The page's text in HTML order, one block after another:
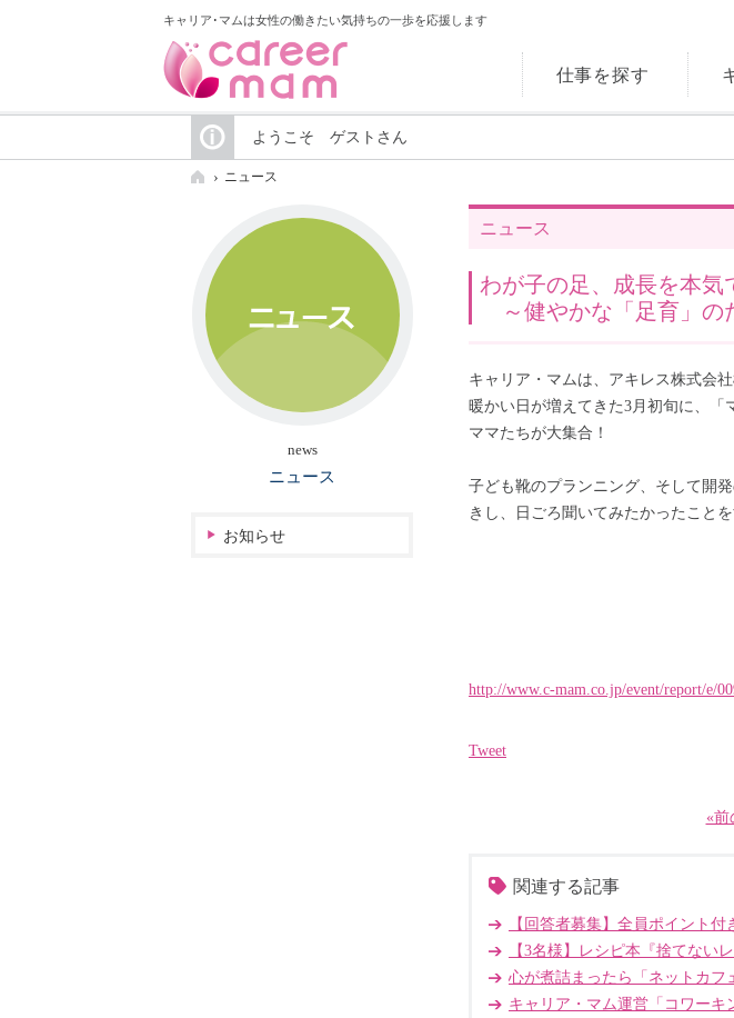
キャリア･マムは女性の働きたい気持ちの一歩を応援します
仕事を探す
ようこそ ゲストさん
ニュース
ニュース
わが子の足、成長を本気
～健やかな「足育」の
キャリア・マムは、アキレス株式会
暖かい日が増えてきた3月初旬に、「
ママたちが大集合！
子ども靴のプランニング、そして開
きし、日ごろ聞いてみたかったこと
http://www.c-mam.co.jp/event/report/e/
Tweet
«前
関連する記事
【回答者募集】全員ポイント
【3名様】レシピ本『捨てない
心が煮詰まったら「ネットカフ
キャリア・マム運営「コワーキ
news
ニュース
お知らせ